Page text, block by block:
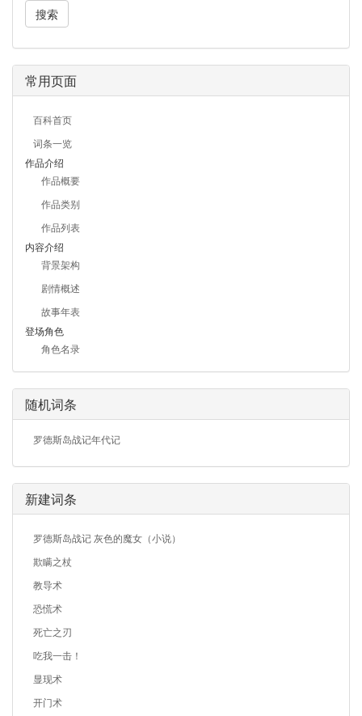
搜索
常用页面
百科首页
词条一览
作品介绍
作品概要
作品类别
作品列表
内容介绍
背景架构
剧情概述
故事年表
登场角色
角色名录
随机词条
罗德斯岛战记年代记
新建词条
罗德斯岛战记 灰色的魔女（小说）
欺瞒之杖
教导术
恐慌术
死亡之刃
吃我一击！
显现术
开门术